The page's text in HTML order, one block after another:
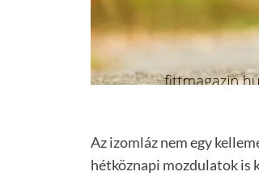
Az izomláz nem egy
hétköznapi mozdulatok is